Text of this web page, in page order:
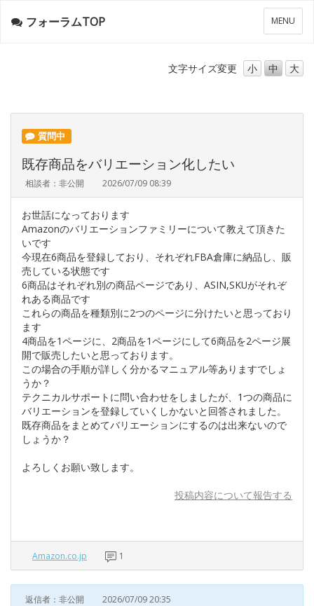
メ
ニ
ー
MENU
フォーラムTOP
文字サイズ変更 小 中 大
質問中
既存商品をバリエーション化したい
相談者：非公開 2026/07/09 08:39
お世話になっております
Amazonのバリエーションファミリーについて教えて頂きた
いです
今現在6商品を登録しており、それぞれFBA倉庫に納品し、販
売している状態です
6商品はそれぞれ別の商品ページであり、ASIN,SKUがそれぞ
れある商品です
これらの商品を種類別に2つのページに分けたいと思っており
ます
4商品を1ページに、2商品を1ページにして6商品を2ページ展
開で販売したいと思っております。
この場合の手順が詳しく分かるマニュアル等ありますでしょ
うか？
テクニカルサポートに問い合わせをしましたが、1つの商品に
バリエーションを登録していくしかないと回答されました。
既存商品をまとめてバリエーションにするのは出来ないので
しょうか？
よろしくお願い致します。
投稿内容について報告する
Amazon.co.jp 1
返信者：非公開 2026/07/09 20:35